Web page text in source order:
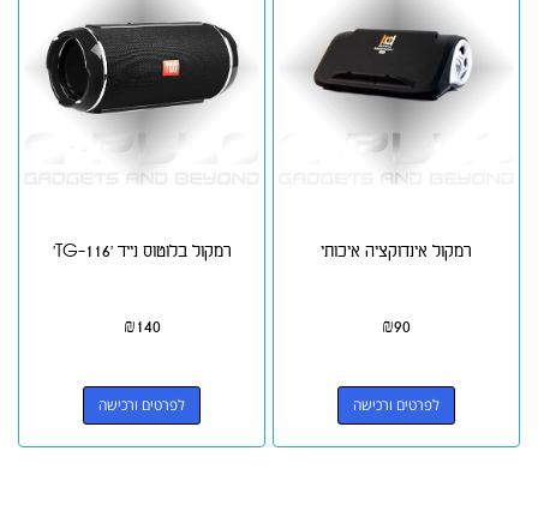
רמקול אינדוקציה איכותי
₪90
לפרטים ורכישה
רמקול בלוטוס נייד 'TG-116'
₪140
לפרטים ורכישה